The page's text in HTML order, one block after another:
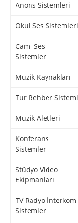
Anons Sistemleri
Okul Ses Sistemleri
Cami Ses
Sistemleri
Müzik Kaynakları
Tur Rehber Sistemi
Müzik Aletleri
Konferans
Sistemleri
Stüdyo Video
Ekipmanları
TV Radyo İnterkom
Sistemleri